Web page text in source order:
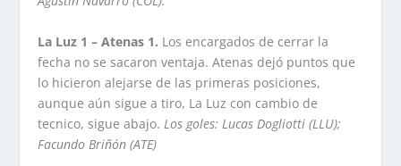
La Luz 1 – Atenas 1. Los encargados de cerrar la
fecha no se sacaron ventaja. Atenas dejó puntos que
lo hicieron alejarse de las primeras posiciones,
aunque aún sigue a tiro, La Luz con cambio de
tecnico, sigue abajo. Los goles: Lucas Dogliotti (LLU);
Facundo Briñón (ATE)